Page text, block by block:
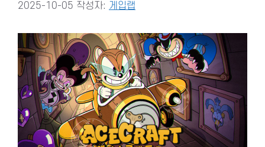
2025-10-05 작성자: 게입랩